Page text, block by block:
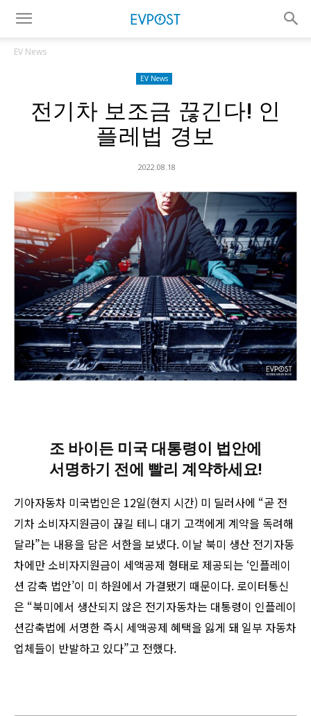
EV News
EV News
전기차 보조금 끊긴다! 인
플레법 경보
2022.08.18
조 바이든 미국 대통령이 법안에
서명하기 전에 빨리 계약하세요!
기아자동차 미국법인은 12일(현지 시간) 미 딜러사에 “곧 전
기차 소비자지원금이 끊길 테니 대기 고객에게 계약을 독려해
달라”는 내용을 담은 서한을 보냈다. 이날 북미 생산 전기자동
차에만 소비자지원금이 세액공제 형태로 제공되는 ‘인플레이
션 감축 법안’이 미 하원에서 가결됐기 때문이다. 로이터통신
은 “북미에서 생산되지 않은 전기자동차는 대통령이 인플레이
션감축법에 서명한 즉시 세액공제 혜택을 잃게 돼 일부 자동차
업체들이 반발하고 있다”고 전했다.